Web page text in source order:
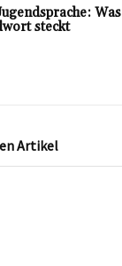
Was
steckt
Artikel